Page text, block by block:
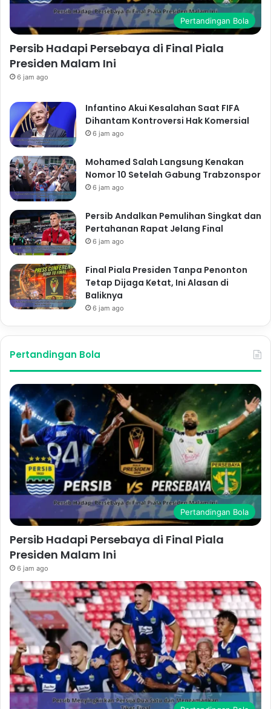
Pertandingan Bola
Persib Hadapi Persebaya di Final Piala
Presiden Malam Ini
6 jam ago
Infantino Akui Kesalahan Saat FIFA
Dihantam Kontroversi Hak Komersial
6 jam ago
Mohamed Salah Langsung Kenakan
Nomor 10 Setelah Gabung Trabzonspor
6 jam ago
Persib Andalkan Pemulihan Singkat dan
Pertahanan Rapat Jelang Final
6 jam ago
Final Piala Presiden Tanpa Penonton
Tetap Dijaga Ketat, Ini Alasan di
Baliknya
6 jam ago
Pertandingan Bola
Pertandingan Bola
Persib Hadapi Persebaya di Final Piala
Presiden Malam Ini
6 jam ago